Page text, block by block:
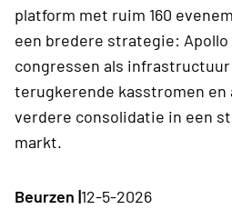
platform met ruim 160
een bredere strategie:
congressen als
terugkerende kasstromen en
verdere consolidatie in een
markt.
Beurzen |12-5-2026